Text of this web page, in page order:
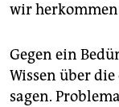
wir
Gegen ein
Wissen über
sagen.